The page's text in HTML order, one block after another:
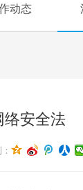
动态
络安全法